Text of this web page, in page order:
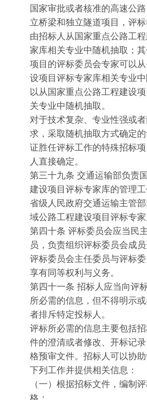
国家审批或者核准的高速公
立桥梁和独立隧道项目，评
由招标人从国家重点公路工
家库相关专业中随机抽取；
项目的评标委员会专家可以
设项目评标专家库相关专业
以从国家重点公路工程建设
关专业中随机抽取。
对于技术复杂、专业性强或
求，采取随机抽取方式确定
证胜任评标工作的特殊招标
人直接确定。
第三十九条 交通运输部负责
建设项目评标专家库的管理工
省级人民政府交通运输主管
域公路工程建设项目评标专家
第四十条 评标委员会应当民
员，负责组织评标委员会成员
评标委员会主任委员与评标
享有同等权利与义务。
第四十一条 招标人应当向评
所必需的信息，但不得明示
者排斥特定投标人。
评标所必需的信息主要包括
件的澄清或者修改、开标记
格预审文件。招标人可以协
下列工作并提供相关信息：
（一）根据招标文件，编制
格；